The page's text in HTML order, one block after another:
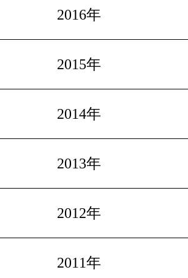
2016年
2015年
2014年
2013年
2012年
2011年